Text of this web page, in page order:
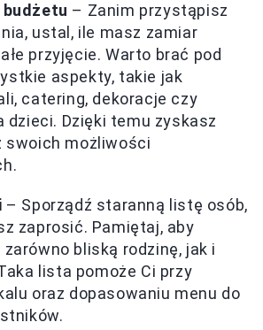
– Zanim przystąpisz
ustal, ile masz zamiar
przyjęcie. Warto brać pod
aspekty, takie jak
catering, dekoracje czy
dzieci. Dzięki temu zyskasz
swoich możliwości
– Sporządź staranną listę osób,
zaprosić. Pamiętaj, aby
bliską rodzinę, jak i
lista pomoże Ci przy
oraz dopasowaniu menu do